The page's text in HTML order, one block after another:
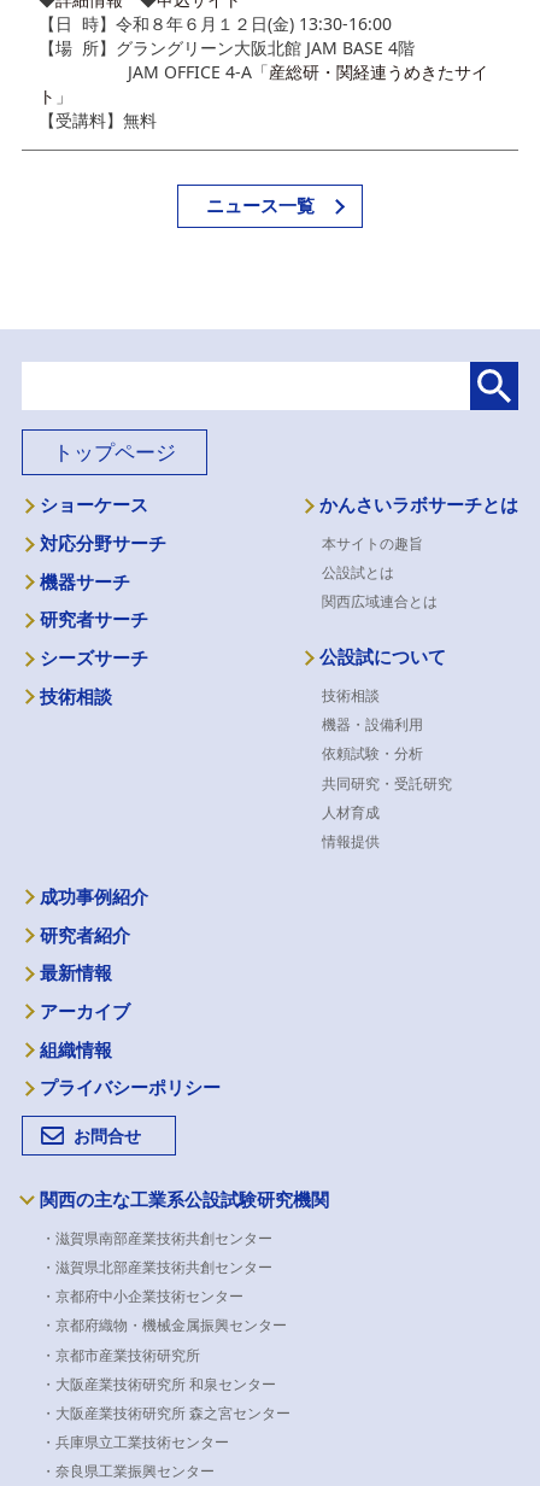
【日 時】令和８年６月１２日(金) 13:30-16:00
【場 所】グラングリーン大阪北館 JAM BASE 4階
JAM OFFICE 4-A「産総研・関経連うめきたサイ
ト 」
【受講料】無料
ニュース一覧
トップページ
ショーケース
対応分野サーチ
機器サーチ
研究者サーチ
シーズサーチ
技術相談
かんさいラボサーチとは
本サイトの趣旨
公設試とは
関西広域連合とは
公設試について
技術相談
機器・設備利用
依頼試験・分析
共同研究・受託研究
人材育成
情報提供
成功事例紹介
研究者紹介
最新情報
アーカイブ
組織情報
プライバシーポリシー
お問合せ
関西の主な工業系公設試験研究機関
・滋賀県南部産業技術共創センター
・滋賀県北部産業技術共創センター
・京都府中小企業技術センター
・京都府織物・機械金属振興センター
・京都市産業技術研究所
・大阪産業技術研究所 和泉センター
・大阪産業技術研究所 森之宮センター
・兵庫県立工業技術センター
・奈良県工業振興センター